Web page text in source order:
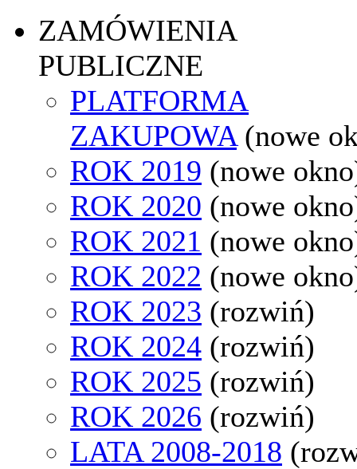
ZAMÓWIENIA
PUBLICZNE
PLATFORMA
ZAKUPOWA (nowe
ROK 2019 (nowe
ROK 2020 (nowe
ROK 2021 (nowe
ROK 2022 (nowe
ROK 2023 (rozwiń)
ROK 2024 (rozwiń)
ROK 2025 (rozwiń)
ROK 2026 (rozwiń)
LATA 2008-2018